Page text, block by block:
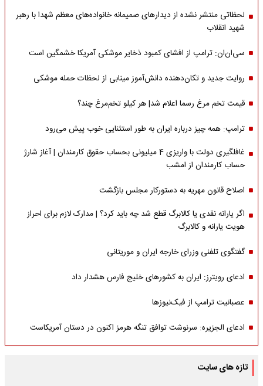
لحظاتی منتشر نشده از دیدارهای صمیمانه خانواده‌های معظم شهدا با رهبر
شهید انقلاب
سی‌ان‌ان: ترامپ از افشای کمبود ذخایر موشکی آمریکا خشمگین است
روایت جدید و تکان‌دهنده دانش‌آموز مینابی از لحظات حمله موشکی
قیمت تخم مرغ رسما اعلام شد| هر کیلو تخم‌مرغ چند؟
ترامپ: همه چیز درباره ایران به طور استثنایی خوب پیش می‌رود
غافلگیری دولت با واریزی 4 میلیونی بحساب حقوق کارمندان | آغاز شارژ
حساب کارمندان از امشب
اصلاح قانون مهریه به دستورکار مجلس بازگشت
اگر یارانه نقدی یا کالابرگ قطع شد چه باید کرد؟ | مدارک لازم برای احراز
هویت یارانه و کالابرگ
گفتگوی تلفنی وزرای خارجه ایران و موریتانی
ادعای رویترز: ایران به کشورهای خلیج فارس هشدار داد
عصبانیت ترامپ از فیک‌نیوزها
ادعای الجزیره: سرنوشت توافق تنگه هرمز اکنون در دستان آمریکاست
تازه های سایت